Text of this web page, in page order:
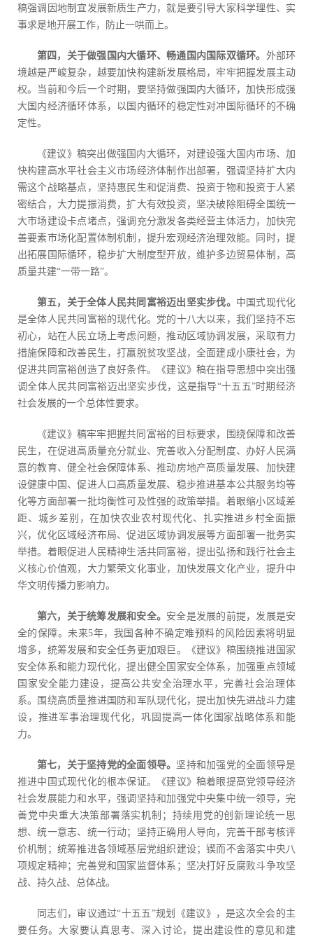
稿强调因地制宜发展新质生产力，就是要引导大家科学理性、实
事求是地开展工作，防止一哄而上。
第四，关于做强国内大循环、畅通国内国际双循环。 外部环
境越是严峻复杂，越要加快构建新发展格局，牢牢把握发展主动
权。当前和今后一个时期，要坚持做强国内大循环，加快形成强
大国内经济循环体系，以国内循环的稳定性对冲国际循环的不确
定性。
《建议》稿突出做强国内大循环，对建设强大国内市场、加
快构建高水平社会主义市场经济体制作出部署，强调坚持扩大内
需这个战略基点，坚持惠民生和促消费、投资于物和投资于人紧
密结合，大力提振消费，扩大有效投资，坚决破除阻碍全国统一
大市场建设卡点堵点，强调充分激发各类经营主体活力，加快完
善要素市场化配置体制机制，提升宏观经济治理效能。同时，提
出拓展国际循环，稳步扩大制度型开放，维护多边贸易体制，高
质量共建“一带一路”。
第五，关于全体人民共同富裕迈出坚实步伐。 中国式现代化
是全体人民共同富裕的现代化。党的十八大以来，我们坚持不忘
初心，站在人民立场上考虑问题，推动区域协调发展，采取有力
措施保障和改善民生，打赢脱贫攻坚战，全面建成小康社会，为
促进共同富裕创造了良好条件。《建议》稿在指导思想中突出强
调全体人民共同富裕迈出坚实步伐，这是指导“十五五”时期经济
社会发展的一个总体性要求。
《建议》稿牢牢把握共同富裕的目标要求，围绕保障和改善
民生，在促进高质量充分就业、完善收入分配制度、办好人民满
意的教育、健全社会保障体系、推动房地产高质量发展、加快建
设健康中国、促进人口高质量发展、稳步推进基本公共服务均等
化等方面部署一批均衡性可及性强的政策举措。着眼缩小区域差
距、城乡差别，在加快农业农村现代化、扎实推进乡村全面振
兴，优化区域经济布局、促进区域协调发展等方面部署一批务实
举措。着眼促进人民精神生活共同富裕，提出弘扬和践行社会主
义核心价值观，大力繁荣文化事业，加快发展文化产业，提升中
华文明传播力影响力。
第六，关于统筹发展和安全。 安全是发展的前提，发展是安
全的保障。未来5年，我国各种不确定难预料的风险因素将明显
增多，统筹发展和安全任务更加艰巨。《建议》稿围绕推进国家
安全体系和能力现代化，提出健全国家安全体系，加强重点领域
国家安全能力建设，提高公共安全治理水平，完善社会治理体
系。围绕高质量推进国防和军队现代化，提出加快先进战斗力建
设，推进军事治理现代化，巩固提高一体化国家战略体系和能
力。
第七，关于坚持党的全面领导。 坚持和加强党的全面领导是
推进中国式现代化的根本保证。《建议》稿着眼提高党领导经济
社会发展能力和水平，强调坚持和加强党中央集中统一领导，完
善党中央重大决策部署落实机制；持续用党的创新理论统一思
想、统一意志、统一行动；坚持正确用人导向，完善干部考核评
价机制；统筹推进各领域基层党组织建设；锲而不舍落实中央八
项规定精神；完善党和国家监督体系；坚决打好反腐败斗争攻坚
战、持久战、总体战。
同志们，审议通过“十五五”规划《建议》，是这次全会的主
要任务。大家要认真思考、深入讨论，提出建设性的意见和建